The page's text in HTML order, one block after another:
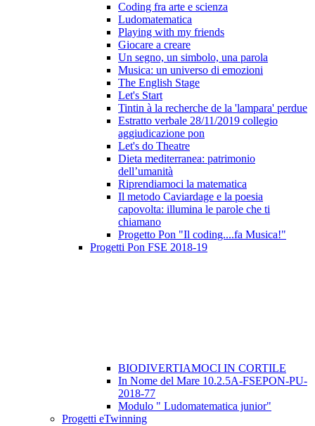
Coding fra arte e scienza
Ludomatematica
Playing with my friends
Giocare a creare
Un segno, un simbolo, una parola
Musica: un universo di emozioni
The English Stage
Let's Start
Tintin à la recherche de la 'lampara' perdue
Estratto verbale 28/11/2019 collegio
aggiudicazione pon
Let's do Theatre
Dieta mediterranea: patrimonio
dell’umanità
Riprendiamoci la matematica
Il metodo Caviardage e la poesia
capovolta: illumina le parole che ti
chiamano
Progetto Pon "Il coding....fa Musica!"
Progetti Pon FSE 2018-19
BIODIVERTIAMOCI IN CORTILE
In Nome del Mare 10.2.5A-FSEPON-PU-
2018-77
Modulo " Ludomatematica junior"
Progetti eTwinning